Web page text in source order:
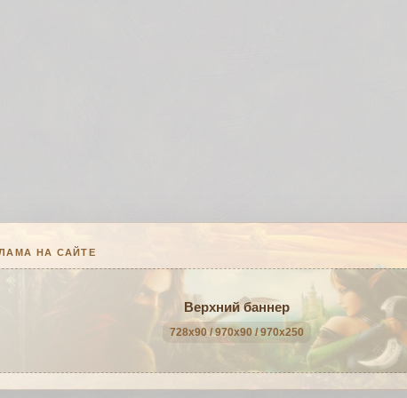
НА САЙТЕ
Верхний баннер
728x90 / 970x90 / 970x250